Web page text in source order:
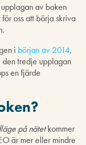
av boken
oss att börja skriva
i början av 2014,
den tredje upplagan
en fjärde
på nätetkommer
är mer eller mindre